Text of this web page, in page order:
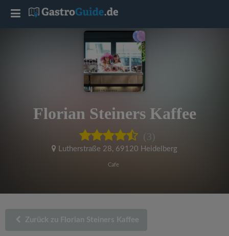
Florian Steiners Kaffee
(3)
Lutherstraße 28, 69120 Heidelberg
Cafe
Zurück zu Florian Steiners Kaffee
T